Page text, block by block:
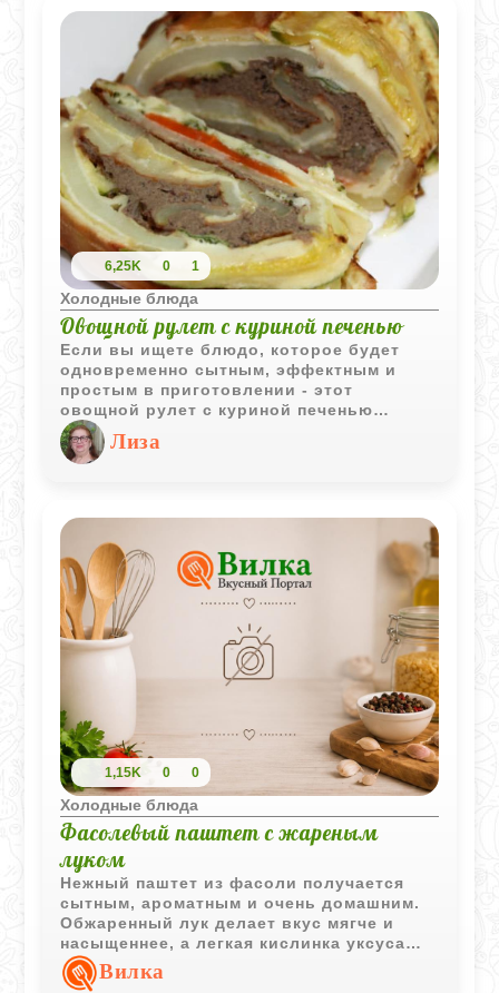
6,25K 0 1
Холодные блюда
Овощной рулет с куриной печенью
Если вы ищете блюдо, которое будет
одновременно сытным, эффектным и
простым в приготовлении - этот
овощной рулет с куриной печенью
обязательно стоит попробовать. Он
объединяет в себе сочные овощи,
нежную печёночную начинку и
Лиза
1,15K 0 0
Холодные блюда
Фасолевый паштет с жареным
луком
Нежный паштет из фасоли получается
сытным, ароматным и очень домашним.
Обжаренный лук делает вкус мягче и
насыщеннее, а легкая кислинка уксуса
хорошо подчеркивает кремовую текстуру
фасоли.
Вилка